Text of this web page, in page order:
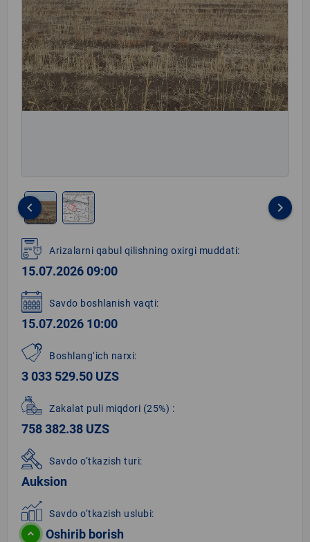
1
of
2
keyboard_arrow_left keyboard_arrow_right
Arizalarni qabul qilishning oxirgi muddati:
15.07.2026 09:00
Savdo boshlanish vaqti:
15.07.2026 10:00
Boshlang‘ich narxi:
3 033 529.50 UZS
Zakalat puli miqdori (25%) :
758 382.38 UZS
Savdo o‘tkazish turi:
Auksion
Savdo o‘tkazish uslubi:
Oshirib borish